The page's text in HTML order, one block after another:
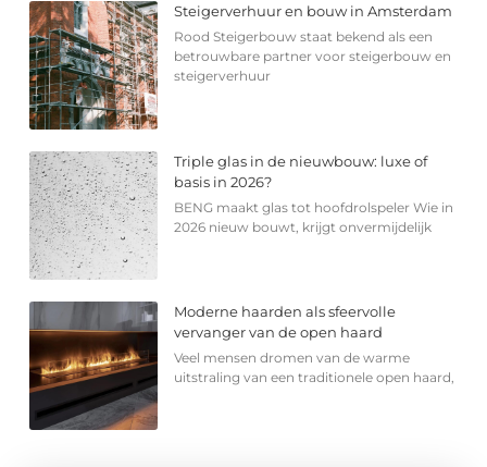
Steigerverhuur en bouw in Amsterdam
Rood Steigerbouw staat bekend als een
betrouwbare partner voor steigerbouw en
steigerverhuur
Triple glas in de nieuwbouw: luxe of
basis in 2026?
BENG maakt glas tot hoofdrolspeler Wie in
2026 nieuw bouwt, krijgt onvermijdelijk
Moderne haarden als sfeervolle
vervanger van de open haard
Veel mensen dromen van de warme
uitstraling van een traditionele open haard,